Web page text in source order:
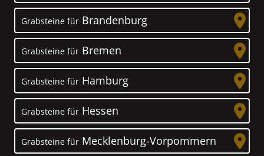
Grabsteine für Brandenburg
Grabsteine für Bremen
Grabsteine für Hamburg
Grabsteine für Hessen
Grabsteine für Mecklenburg-Vorpommern